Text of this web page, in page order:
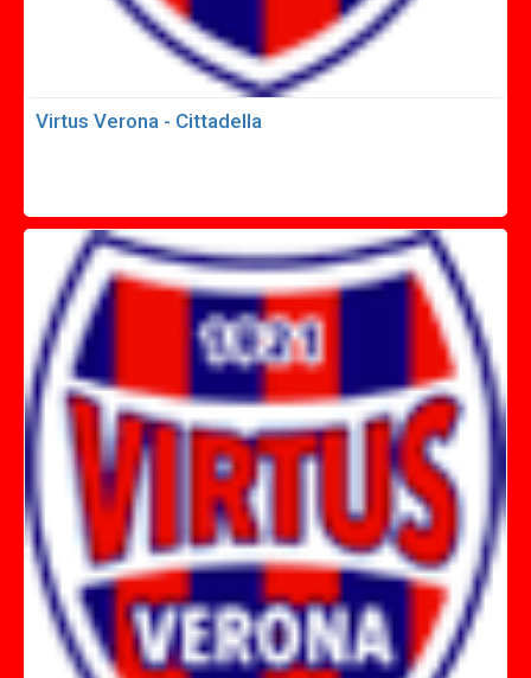
Virtus Verona - Cittadella